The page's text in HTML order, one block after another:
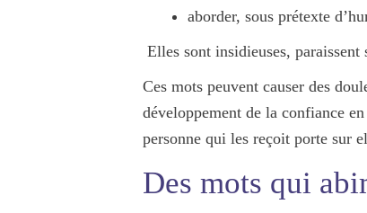
aborder, sous prétexte
Elles sont insidieuses, paraissent
Ces mots peuvent causer des
développement de la confiance
personne qui les reçoit porte sur
Des mots qui